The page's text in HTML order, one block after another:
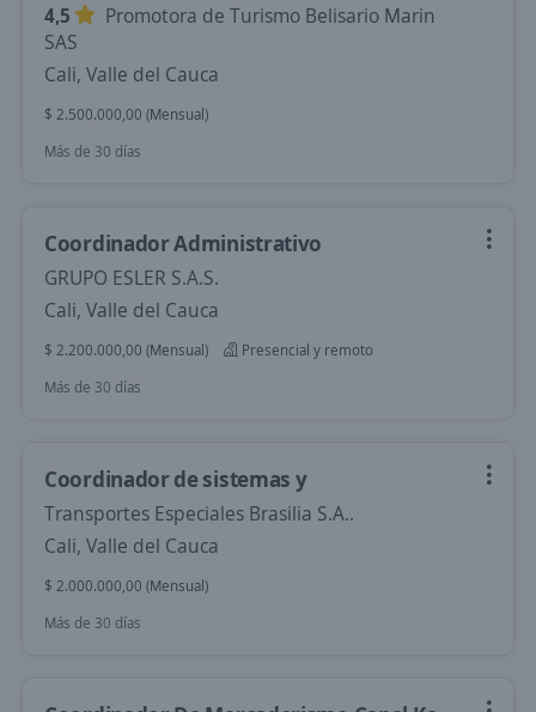
4,5
Promotora de Turismo Belisario Marin
SAS
Cali, Valle del Cauca
$ 2.500.000,00 (Mensual)
Más de 30 días
Coordinador Administrativo
GRUPO ESLER S.A.S.
Cali, Valle del Cauca
$ 2.200.000,00 (Mensual)
Presencial y remoto
Más de 30 días
Coordinador de sistemas y
Transportes Especiales Brasilia S.A..
Cali, Valle del Cauca
$ 2.000.000,00 (Mensual)
Más de 30 días